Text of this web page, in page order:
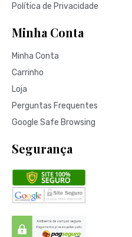
Política de Privacidade
Minha Conta
Minha Conta
Carrinho
Loja
Perguntas Frequentes
Google Safe Browsing
Segurança